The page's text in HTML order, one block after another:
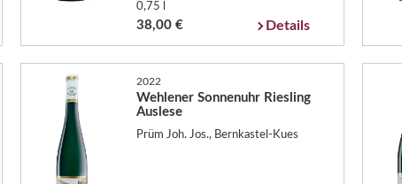
0,75 l
38,00 € Details
2022
Wehlener Sonnenuhr Riesling
Auslese
Prüm Joh. Jos., Bernkastel-Kues